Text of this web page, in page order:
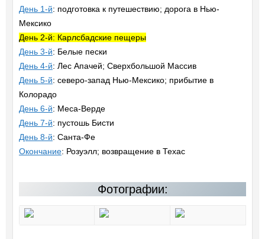
День 1-й: подготовка к путешествию; дорога в Нью-
Мексико
День 2-й: Карлсбадские пещеры
День 3-й: Белые пески
День 4-й: Лес Апачей; Сверхбольшой Массив
День 5-й: северо-запад Нью-Мексико; прибытие в
Колорадо
День 6-й: Меса-Верде
День 7-й: пустошь Бисти
День 8-й: Санта-Фе
Окончание: Розуэлл; возвращение в Техас
Фотографии: